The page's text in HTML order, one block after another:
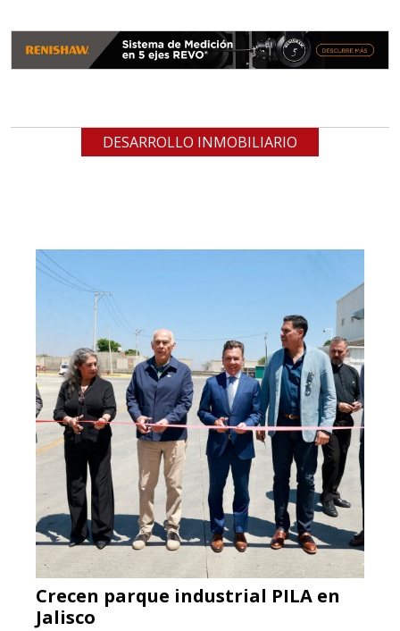
DESARROLLO INMOBILIARIO
Crecen parque industrial PILA en
Jalisco